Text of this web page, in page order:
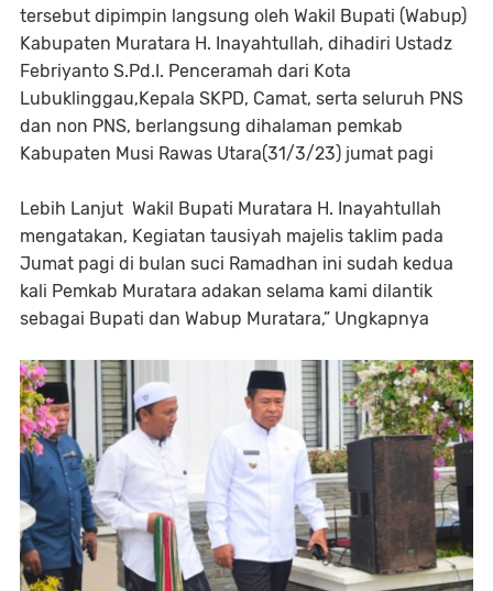
tersebut dipimpin langsung oleh Wakil Bupati (Wabup)
Kabupaten Muratara H. Inayahtullah, dihadiri Ustadz
Febriyanto S.Pd.I. Penceramah dari Kota
Lubuklinggau,Kepala SKPD, Camat, serta seluruh PNS
dan non PNS, berlangsung dihalaman pemkab
Kabupaten Musi Rawas Utara(31/3/23) jumat pagi
Lebih Lanjut Wakil Bupati Muratara H. Inayahtullah
mengatakan, Kegiatan tausiyah majelis taklim pada
Jumat pagi di bulan suci Ramadhan ini sudah kedua
kali Pemkab Muratara adakan selama kami dilantik
sebagai Bupati dan Wabup Muratara,” Ungkapnya